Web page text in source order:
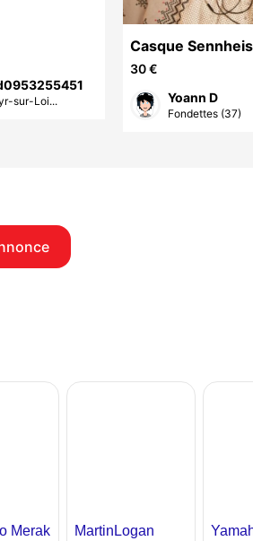
sur-Loi...
Casque
2.30i
30 €
Yoann D
Fondettes (37)